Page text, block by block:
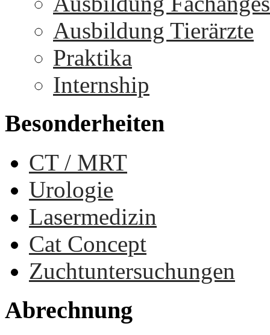
Ausbildung Tierärzte
Praktika
Internship
Besonderheiten
CT / MRT
Urologie
Lasermedizin
Cat Concept
Zuchtuntersuchungen
Abrechnung